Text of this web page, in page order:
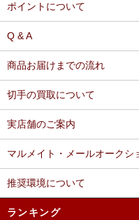
ポイントについて
Q & A
商品お届けまでの流れ
切手の買取について
実店舗のご案内
マルメイト・メールオークシ
推奨環境について
ランキング